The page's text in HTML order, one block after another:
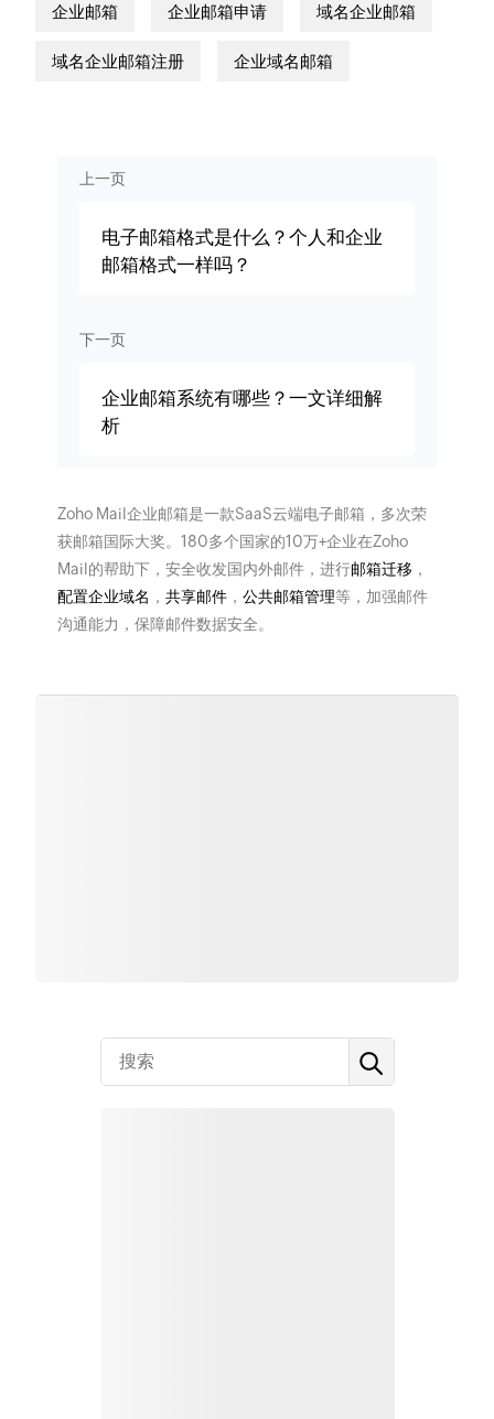
企业邮箱 企业邮箱申请 域名企业邮箱
域名企业邮箱注册 企业域名邮箱
上一页
电子邮箱格式是什么？个人和企业
邮箱格式一样吗？
下一页
企业邮箱系统有哪些？一文详细解
析
Zoho Mail企业邮箱是一款SaaS云端电子邮箱，多次荣
获邮箱国际大奖。180多个国家的10万+企业在Zoho
Mail的帮助下，安全收发国内外邮件，进行邮箱迁移 ，
配置企业域名 ， 共享邮件， 公共邮箱管理等，加强邮件
沟通能力，保障邮件数据安全。